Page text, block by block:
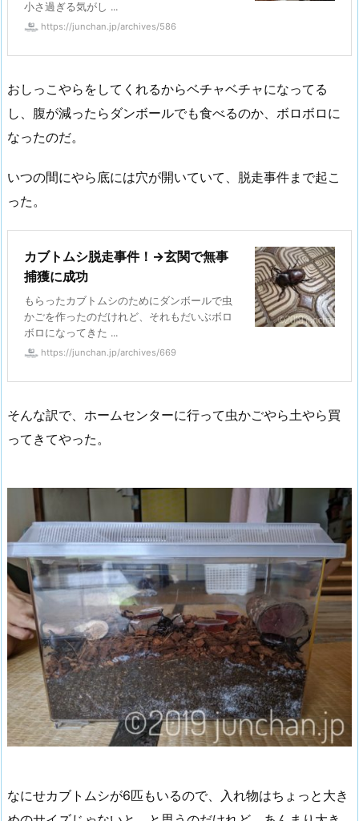
小さ過ぎる気がし ...
https://junchan.jp/archives/586
おしっこやらをしてくれるからベチャベチャになってる
し、腹が減ったらダンボールでも食べるのか、ボロボロに
なったのだ。
いつの間にやら底には穴が開いていて、脱走事件まで起こ
った。
カブトムシ脱走事件！→玄関で無事
捕獲に成功
もらったカブトムシのためにダンボールで虫
かごを作ったのだけれど、それもだいぶボロ
ボロになってきた ...
https://junchan.jp/archives/669
そんな訳で、ホームセンターに行って虫かごやら土やら買
ってきてやった。
なにせカブトムシが6匹もいるので、入れ物はちょっと大き